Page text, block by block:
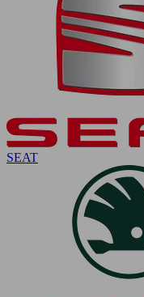
SEAT